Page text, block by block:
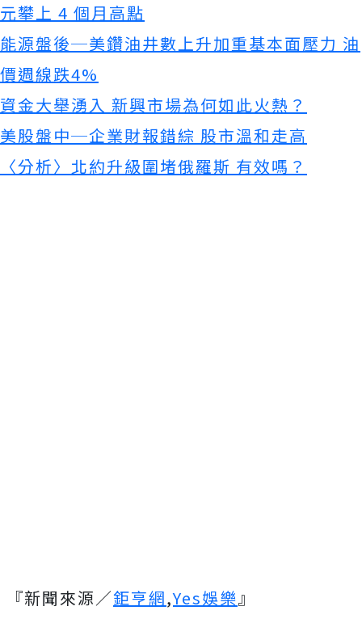
元攀上 4 個月高點
能源盤後─美鑽油井數上升加重基本面壓力 油
價週線跌4%
資金大舉湧入 新興市場為何如此火熱？
美股盤中─企業財報錯綜 股市溫和走高
〈分析〉北約升級圍堵俄羅斯 有效嗎？
『新聞來源／鉅亨網,Yes娛樂』